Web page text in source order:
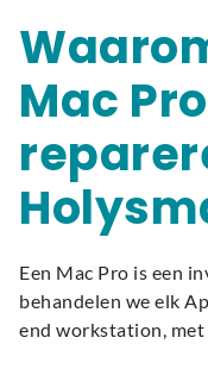
Mac
Een Mac Pro is een
behandelen we elk
end workstation, met